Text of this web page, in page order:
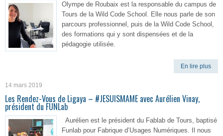
Olympe de Roubaix est la responsable du campus de
Tours de la Wild Code School. Elle nous parle de son
parcours professionnel, puis de la Wild Code School,
des formations qui y sont dispensées et de la
pédagogie utilisée.
En lire plus
14 mars 2019
Les Rendez-Vous de Ligaya – #JESUISMAME avec Aurélien Vinay,
président du FUNLab
Aurélien est le président du Fablab de Tours, baptisé
Funlab pour Fabrique d’Usages Numériques. Il nous